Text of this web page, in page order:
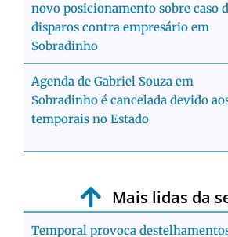
novo posicionamento sobre caso
disparos contra empresário em
Sobradinho
Agenda de Gabriel Souza em
Sobradinho é cancelada devido
temporais no Estado
Mais lidas da
Temporal provoca